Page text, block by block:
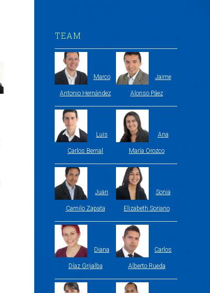
TEAM
Marco
Antonio Hernández
Jaime
Alonso Páez
Luis
Carlos Bernal
Ana
María Orozco
Juan
Camilo Zapata
Sonia
Elizabeth Soriano
Diana
Díaz Grijalba
Carlos
Alberto Rueda